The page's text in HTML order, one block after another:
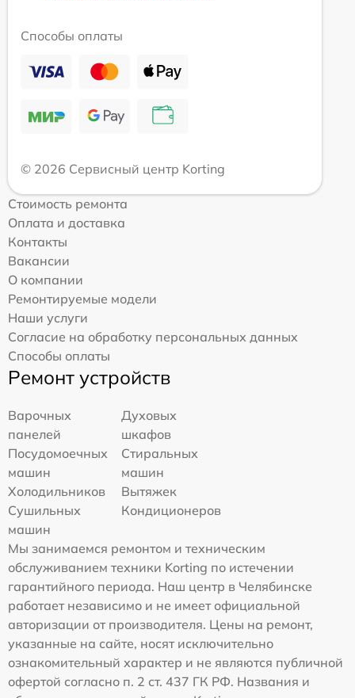
Способы оплаты
© 2026 Сервисный центр Korting
Стоимость ремонта
Оплата и доставка
Контакты
Вакансии
О компании
Ремонтируемые модели
Наши услуги
Согласие на обработку персональных данных
Способы оплаты
Ремонт устройств
Варочных
панелей
Духовых
шкафов
Посудомоечных
машин
Стиральных
машин
Холодильников
Вытяжек
Сушильных
машин
Кондиционеров
Мы занимаемся ремонтом и техническим
обслуживанием техники Korting по истечении
гарантийного периода. Наш центр в Челябинске
работает независимо и не имеет официальной
авторизации от производителя. Цены на ремонт,
указанные на сайте, носят исключительно
ознакомительный характер и не являются публичной
офертой согласно п. 2 ст. 437 ГК РФ. Названия и